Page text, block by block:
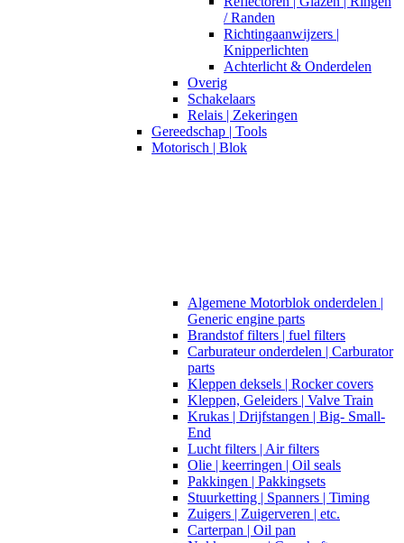
/ Randen
Richtingaanwijzers |
Knipperlichten
Achterlicht & Onderdelen
Overig
Schakelaars
Relais | Zekeringen
Gereedschap | Tools
Motorisch | Blok
Algemene Motorblok onderdelen |
Generic engine parts
Brandstof filters | fuel filters
Carburateur onderdelen | Carburator
parts
Kleppen deksels | Rocker covers
Kleppen, Geleiders | Valve Train
Krukas | Drijfstangen | Big- Small-
End
Lucht filters | Air filters
Olie | keerringen | Oil seals
Pakkingen | Pakkingsets
Stuurketting | Spanners | Timing
Zuigers | Zuigerveren | etc.
Carterpan | Oil pan